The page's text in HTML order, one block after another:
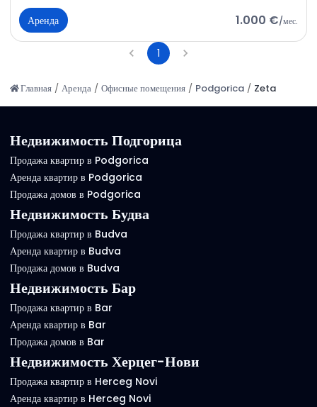
Аренда 1.000 €/мес.
1
Главная / Аренда / Офисные помещения / Podgorica / Zeta
Недвижимость Подгорица
Продажа квартир в Podgorica
Аренда квартир в Podgorica
Продажа домов в Podgorica
Недвижимость Будва
Продажа квартир в Budva
Аренда квартир в Budva
Продажа домов в Budva
Недвижимость Бар
Продажа квартир в Bar
Аренда квартир в Bar
Продажа домов в Bar
Недвижимость Херцег-Нови
Продажа квартир в Herceg Novi
Аренда квартир в Herceg Novi